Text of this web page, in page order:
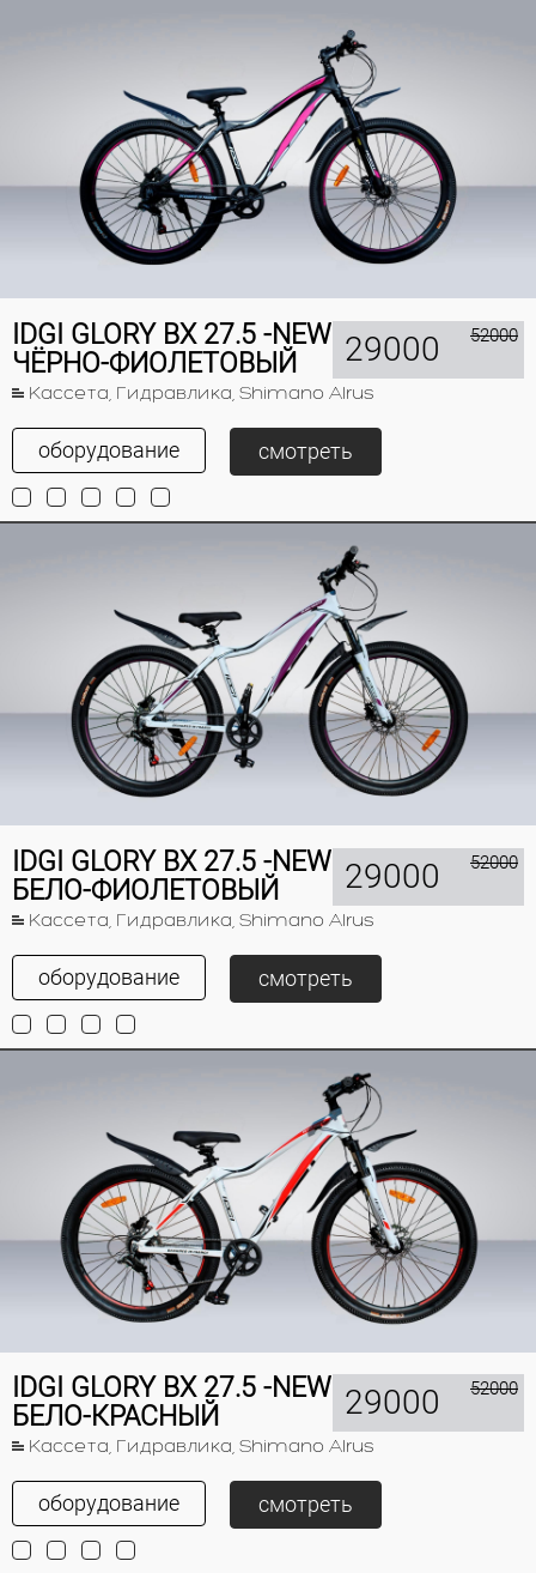
IDGI GLORY BX 27.5 -NEW
ЧЁРНО-ФИОЛЕТОВЫЙ
Кассета, Гидравлика, Shimano Alrus
29000 52000
оборудование смотреть
IDGI GLORY BX 27.5 -NEW
БЕЛО-ФИОЛЕТОВЫЙ
Кассета, Гидравлика, Shimano Alrus
29000 52000
оборудование смотреть
IDGI GLORY BX 27.5 -NEW
БЕЛО-КРАСНЫЙ
Кассета, Гидравлика, Shimano Alrus
29000 52000
оборудование смотреть